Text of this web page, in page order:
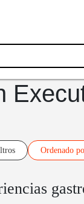
Ordenado